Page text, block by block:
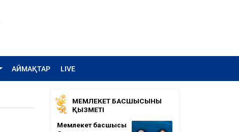
АЙМАҚТАР LIVE
МЕМЛЕКЕТ БАСШЫСЫНЫҢ
ҚЫЗМЕТІ
Мемлекет басшысы